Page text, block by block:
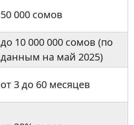
50 000 сомов
до 10 000 000 сомов (по
данным на май 2025)
от 3 до 60 месяцев